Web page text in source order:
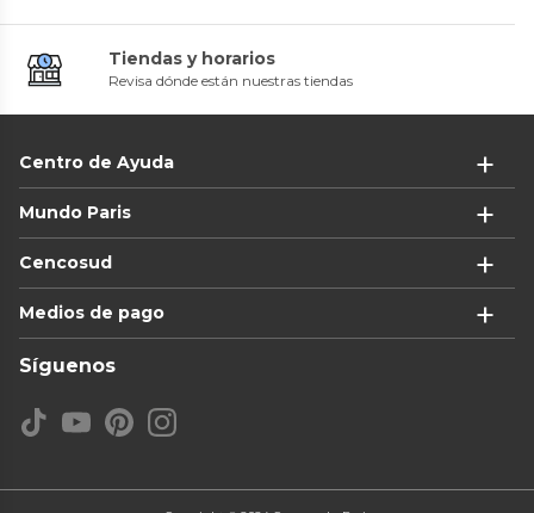
Tiendas y horarios
Revisa dónde están nuestras tiendas
Centro de Ayuda
Mundo Paris
Cencosud
Medios de pago
Síguenos